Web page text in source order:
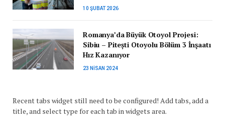
10 ŞUBAT 2026
Romanya’da Büyük Otoyol Projesi:
Sibiu – Pitești Otoyolu Bölüm 3 İnşaatı
Hız Kazanıyor
23 NISAN 2024
Recent tabs widget still need to be configured! Add tabs, add a
title, and select type for each tab in widgets area.